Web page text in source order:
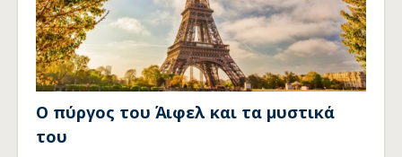
Ο πύργος του Άιφελ και τα μυστικά
του